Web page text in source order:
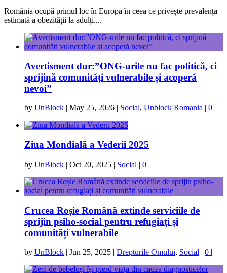
România ocupă primul loc în Europa în ceea ce privește prevalența
estimată a obezității la adulți....
Avertisment dur:”ONG-urile nu fac politică, ci
sprijină comunități vulnerabile și acoperă
nevoi”
by UnBlock May 25, 2026 Social, Unblock Romania 0
Ziua Mondială a Vederii 2025
by UnBlock | Oct 20, 2025 | Social | 0 |
Crucea Roșie Română extinde serviciile de
sprijin psiho-social pentru refugiați și
comunități vulnerabile
by UnBlock | Jun 25, 2025 | Drepturile Omului, Social | 0 |